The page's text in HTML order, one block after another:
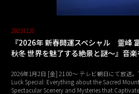
20251120
『2026年 新春開運スペシャル 霊峰
秋冬 世界を魅了する絶景と謎～』音
2026年1月2日 [金] 21:00～ テレビ朝日にて放送
Luck Special: Everything about the Sacred
Spectacular Scenery and Mysteries that